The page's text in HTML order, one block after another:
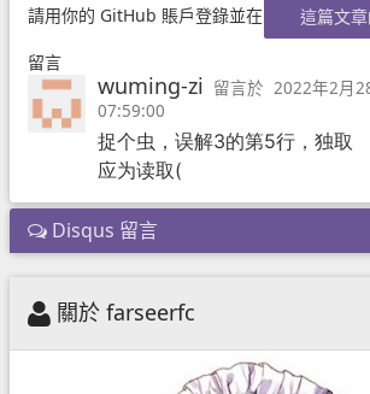
請用你的 GitHub 賬戶登錄並在
這篇文
留言
wuming-zi 留言於 2022年2月
07:59:00
捉个虫，误解3的第5行，独取
应为读取(
Disqus 留言
關於 farseerfc